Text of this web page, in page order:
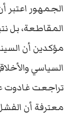
الجمهور
المقاطعة، بل
مؤكدين أن
السياسي
تراجعت غادوت
معترفة أن